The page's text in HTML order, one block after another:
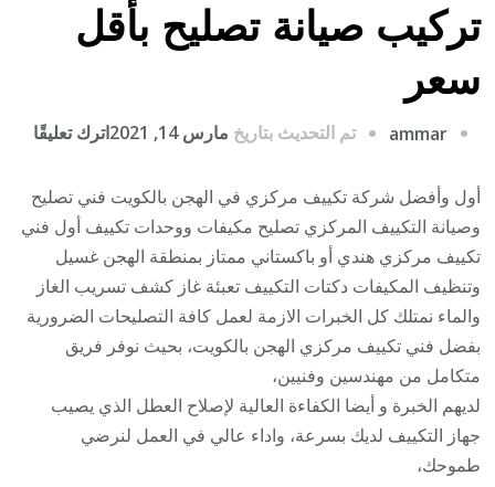
تركيب صيانة تصليح بأقل
سعر
ammar تم التحديث بتاريخ مارس 14, 2021 اترك تعليقًا
/
أول وأفضل شركة تكييف مركزي في الهجن بالكويت فني تصليح
وصيانة التكييف المركزي تصليح مكيفات ووحدات تكييف أول فني
تكييف مركزي هندي أو باكستاني ممتاز بمنطقة الهجن غسيل
وتنظيف المكيفات دكتات التكييف تعبئة غاز كشف تسريب الغاز
والماء نمتلك كل الخبرات الازمة لعمل كافة التصليحات الضرورية
بفضل فني تكييف مركزي الهجن بالكويت، بحيث نوفر فريق
متكامل من مهندسين وفنيين،
لديهم الخبرة و أيضا الكفاءة العالية لإصلاح العطل الذي يصيب
جهاز التكييف لديك بسرعة، واداء عالي في العمل لنرضي
طموحك،